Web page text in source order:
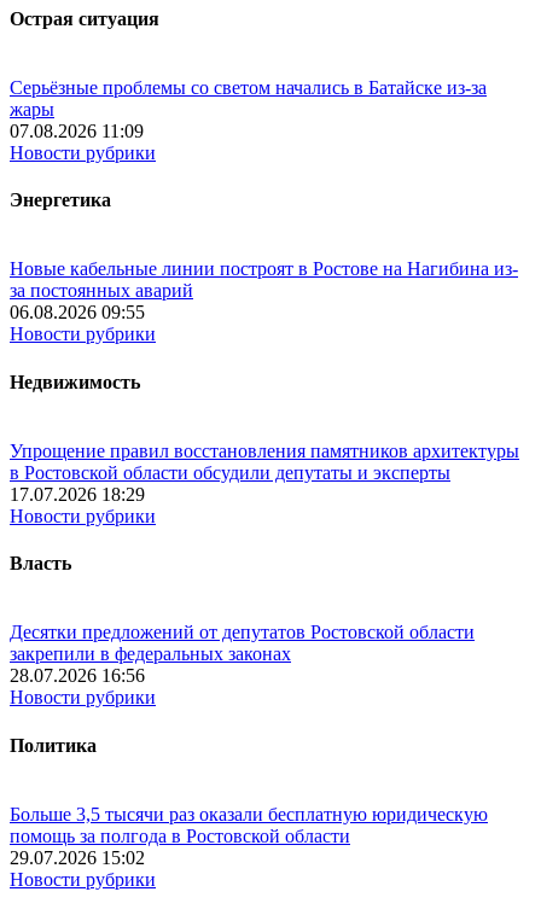
Острая ситуация
Серьёзные проблемы со светом начались в Батайске из-за
жары
07.08.2026 11:09
Новости рубрики
Энергетика
Новые кабельные линии построят в Ростове на Нагибина из-
за постоянных аварий
06.08.2026 09:55
Новости рубрики
Недвижимость
Упрощение правил восстановления памятников архитектуры
в Ростовской области обсудили депутаты и эксперты
17.07.2026 18:29
Новости рубрики
Власть
Десятки предложений от депутатов Ростовской области
закрепили в федеральных законах
28.07.2026 16:56
Новости рубрики
Политика
Больше 3,5 тысячи раз оказали бесплатную юридическую
помощь за полгода в Ростовской области
29.07.2026 15:02
Новости рубрики